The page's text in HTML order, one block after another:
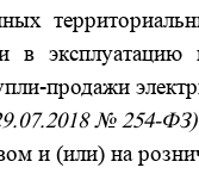
в
продажи
№ 254-ФЗ)
и (или) на